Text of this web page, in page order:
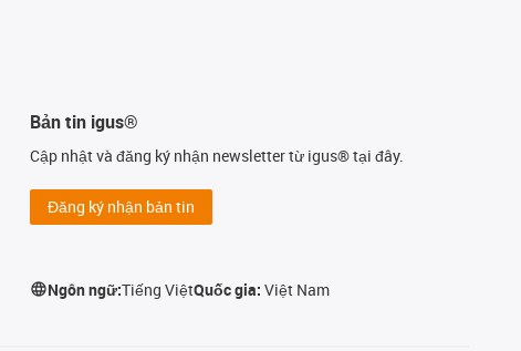
Bản tin igus®
Cập nhật và đăng ký nhận newsletter từ igus® tại đây.
Đăng ký nhận bản tin
Ngôn ngữ:Tiếng ViệtQuốc gia:Việt Nam